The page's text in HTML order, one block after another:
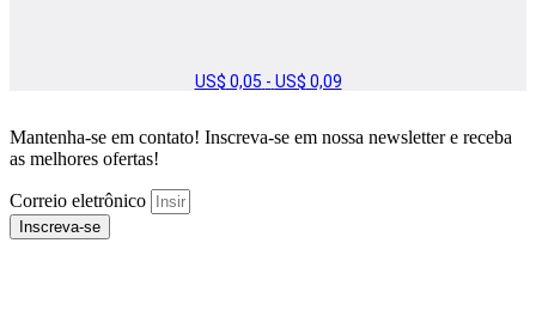
US$ 0,05 - US$ 0,09FAIXA
US$ 0,05
Mantenha-se em contato! Inscreva-se em nossa newsletter e receba
as melhores ofertas!
Correio eletrônico
Inscreva-se